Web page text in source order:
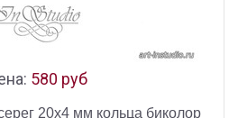
580 руб
20х4 мм кольца биколор